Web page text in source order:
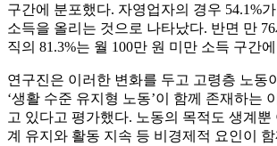
구간에 분포했다. 자영업자의 경우 54.1%
소득을 올리는 것으로 나타났다. 반면 만
직의 81.3%는 월 100만 원 미만 소득 구간
연구진은 이러한 변화를 두고 고령층 노동
‘생활 수준 유지형 노동’이 함께 존재하는
고 있다고 평가했다. 노동의 목적도 생계뿐
계 유지와 활동 지속 등 비경제적 요인이